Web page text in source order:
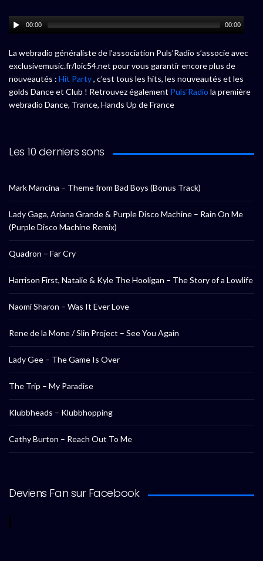
00:00 00:00
La webradio généraliste de l’association Puls’Radio s’associe avec
exclusivemusic.fr/loic54.net pour vous garantir encore plus de
nouveautés : Hit Party, c’est tous les hits, les nouveautés et les
golds Dance et Club ! Retrouvez également Puls’Radio la première
webradio Dance, Trance, Hands Up de France
Les 10 derniers sons
Mark Mancina – Theme from Bad Boys (Bonus Track)
Lady Gaga, Ariana Grande & Purple Disco Machine – Rain On Me
(Purple Disco Machine Remix)
Quadron – Far Cry
Harrison First, Natalie & Kyle The Hooligan – The Story of a Lowlife
Naomi Sharon – Was It Ever Love
Rene de la Mone / Slin Project – See You Again
Lady Gee – The Game Is Over
The Trip – My Paradise
Klubbheads – Klubbhopping
Cathy Burton – Reach Out To Me
Deviens Fan sur Facebook